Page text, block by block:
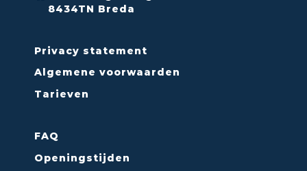
8434TN Breda
Privacy statement
Algemene voorwaarden
Tarieven
FAQ
Openingstijden